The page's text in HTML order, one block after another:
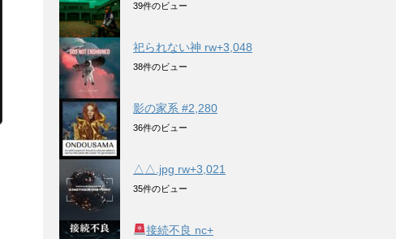
39件のビュー
祀られない神 rw+3,048
38件のビュー
影の家系 #2,280
36件のビュー
△△.jpg rw+3,021
35件のビュー
接続不良 nc+